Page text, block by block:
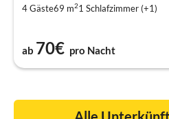
4 Gäste69 m21 Schlafzimmer (+1)
ab 70€ pro Nacht